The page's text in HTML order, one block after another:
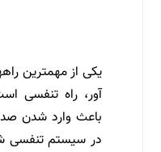
یکی از مهمترین
آور، راه تنفسی
باعث وارد شدن
در سیستم تنفسی